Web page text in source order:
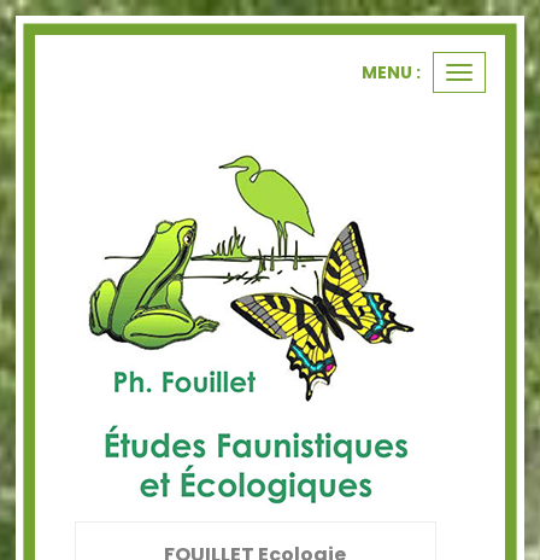
Ouvrir
le
MENU :
FOUILLET Ecologie
Panneau de gestion des cookies